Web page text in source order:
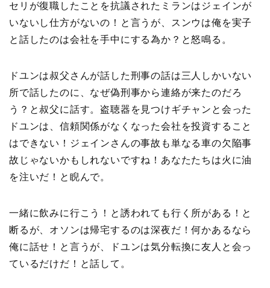
セリが復職したことを抗議されたミランはジェインが
いないし仕方がないの！と言うが、スンウは俺を実子
と話したのは会社を手中にする為か？と怒鳴る。
ドユンは叔父さんが話した刑事の話は三人しかいない
所で話したのに、なぜ偽刑事から連絡が来たのだろ
う？と叔父に話す。盗聴器を見つけギチャンと会った
ドユンは、信頼関係がなくなった会社を投資すること
はできない！ジェインさんの事故も単なる車の欠陥事
故じゃないかもしれないですね！あなたたちは火に油
を注いだ！と睨んで。
一緒に飲みに行こう！と誘われても行く所がある！と
断るが、オソンは帰宅するのは深夜だ！何かあるなら
俺に話せ！と言うが、ドユンは気分転換に友人と会っ
ているだけだ！と話して。